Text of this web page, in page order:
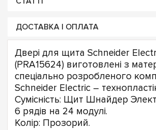
ДОСТАВКА І ОПЛАТА
Двері для щита Schneider
(PRA15624) виготовлені з
спеціально розробленого
Schneider Electric –
Сумісність: Щит Шнайдер
6 рядів на 24 модулі.
Колір: Прозорий.